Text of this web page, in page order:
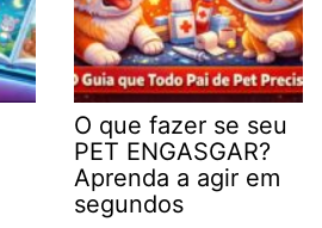
O que fazer se seu
PET ENGASGAR?
Aprenda a agir em
segundos